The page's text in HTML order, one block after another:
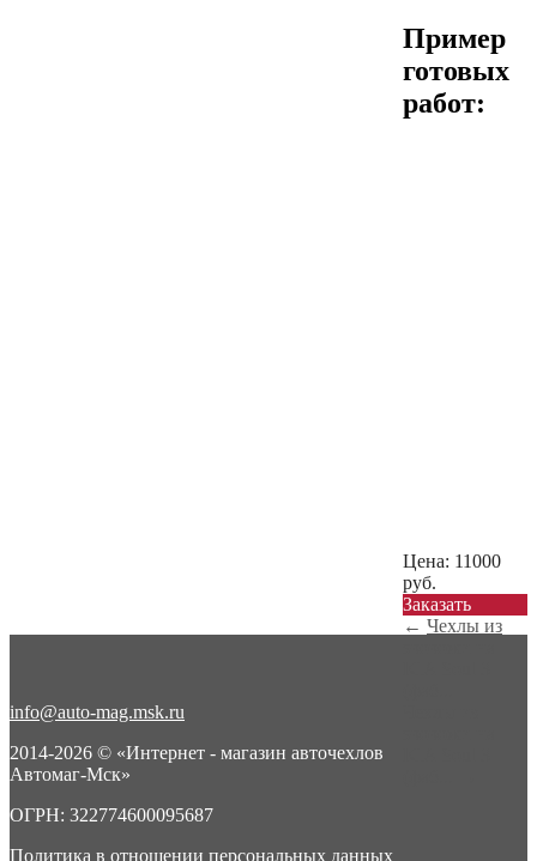
Пример
готовых
работ:
Цена: 11000
руб.
Заказать
← Чехлы из
info@auto-mag.msk.ru
2014-2026 © «Интернет - магазин авточехлов
Автомаг-Мск»
ОГРН: 322774600095687
Политика в отношении персональных данных